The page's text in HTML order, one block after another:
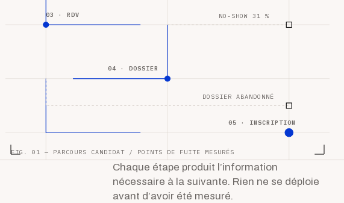
03 · RDV
04 · DOSSIER
05 · INSCRIPTION
NO-SHOW 31 %
DOSSIER ABANDONNÉ
FIG. 01 — PARCOURS CANDIDAT / POINTS DE FUITE MESURÉS
Chaque étape produit l’information
nécessaire à la suivante. Rien ne se déploie
avant d’avoir été mesuré.